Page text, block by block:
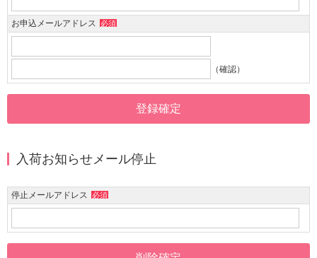
お申込メールアドレス 必須
（確認）
入荷お知らせメール停止
停止メールアドレス 必須